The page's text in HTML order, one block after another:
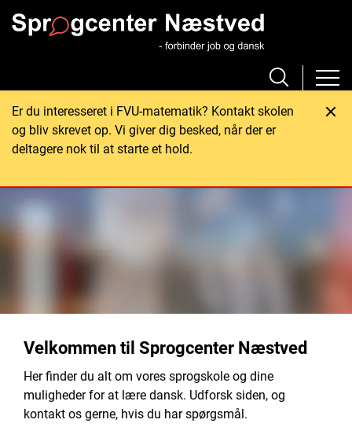
Er du interesseret i FVU-matematik? Kontakt skolen
og bliv skrevet op. Vi giver dig besked, når der er
deltagere nok til at starte et hold.
Velkommen til Sprogcenter Næstved
Her finder du alt om vores sprogskole og dine
muligheder for at lære dansk. Udforsk siden, og
kontakt os gerne, hvis du har spørgsmål.